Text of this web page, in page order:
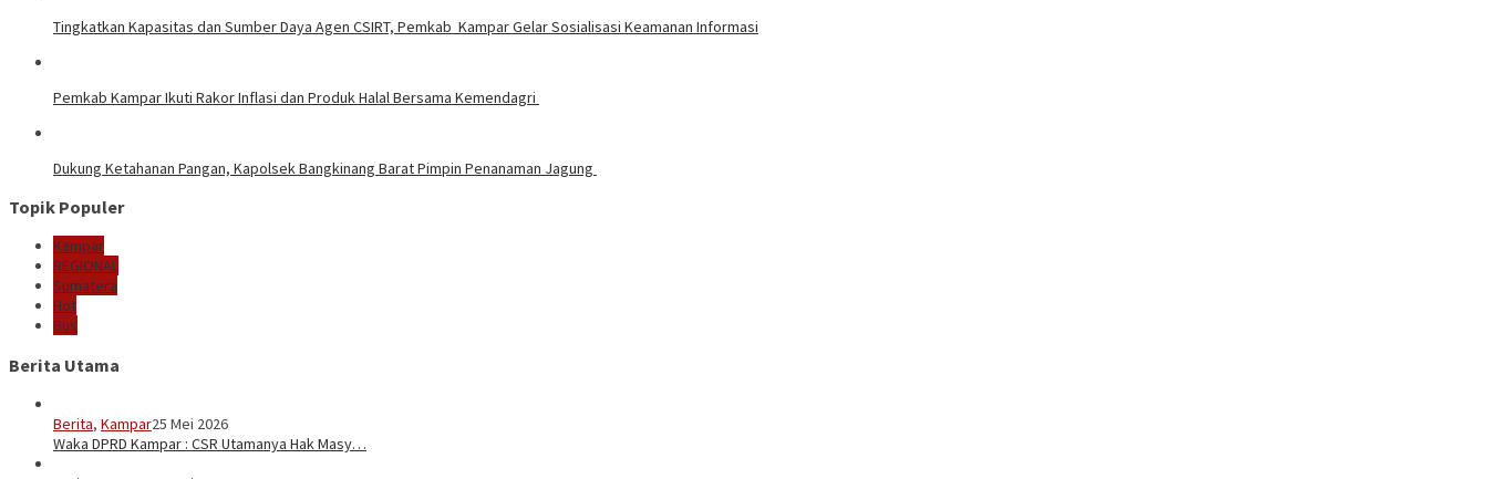
Tingkatkan Kapasitas dan Sumber Daya Agen CSIRT, Pemkab Kampar Gelar Sosialisasi Keamanan Informasi
Pemkab Kampar Ikuti Rakor Inflasi dan Produk Halal Bersama Kemendagri
Dukung Ketahanan Pangan, Kapolsek Bangkinang Barat Pimpin Penanaman Jagung
Topik Populer
Kampar
REGIONAL
Sumatera
Hot
Bus
Berita Utama
Berita, Kampar25 Mei 2026
Waka DPRD Kampar : CSR Utamanya Hak Masy…